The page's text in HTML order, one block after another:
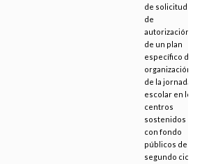
de solicitud y
de
autorización
de un plan
específico de
organización
de la jornada
escolar en los
centros
sostenidos
con fondo
públicos de
segundo ciclo